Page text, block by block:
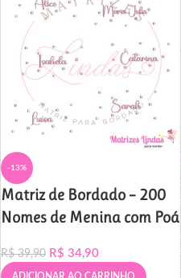
-13%
Matriz de Bordado – 200
Nomes de Menina com Poá
R$39,90 R$ 34,90
ADICIONAR AO CARRINHO